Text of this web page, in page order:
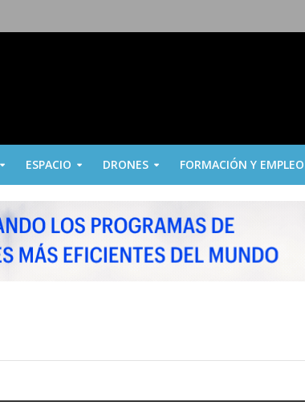
ESPACIO DRONES FORMACIÓN Y EMPLEO